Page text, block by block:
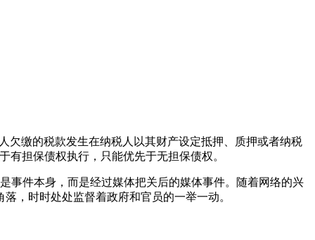
缴的税款发生在纳税人以其财产设定抵押、质押或者纳税
担保债权执行，只能优先于无担保债权。
件本身，而是经过媒体把关后的媒体事件。随着网络的兴
，时时处处监督着政府和官员的一举一动。